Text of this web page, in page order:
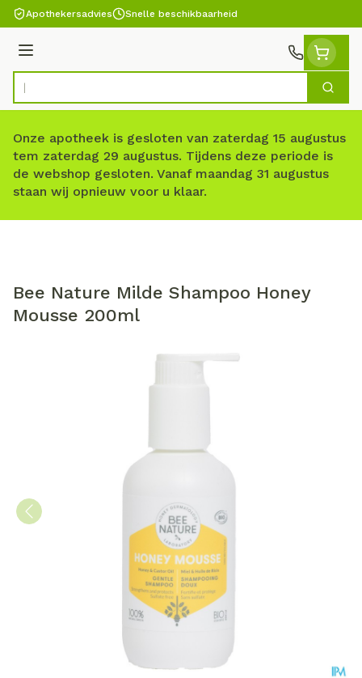
Ga naar de inhoud
Apothekersadvies Snelle beschikbaarheid
Menu
Product, merk, categorie... Zoek
Onze apotheek is gesloten van zaterdag 15 augustus
tem zaterdag 29 augustus. Tijdens deze periode is
de webshop gesloten. Vanaf maandag 31 augustus
staan wij opnieuw voor u klaar.
Bee Nature Milde Shampoo Honey
Mousse 200ml